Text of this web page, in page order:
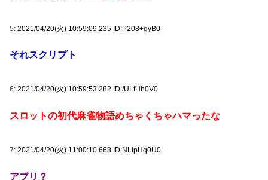
5: 2021/04/20(火) 10:59:09.235 ID:P208+gyB0
それスクリプト
6: 2021/04/20(火) 10:59:53.282 ID:/ULfHh0V0
スロットの初代麻雀物語めちゃくちゃハマったな
7: 2021/04/20(火) 11:00:10.668 ID:NLIpHq0U0
アプリ？